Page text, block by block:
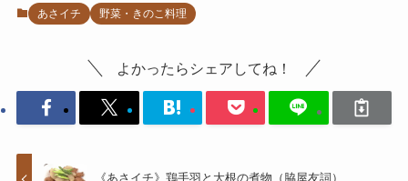
あさイチ 野菜・きのこ料理
よかったらシェアしてね！
《あさイチ》鶏手羽と大根の煮物（脇屋友詞）